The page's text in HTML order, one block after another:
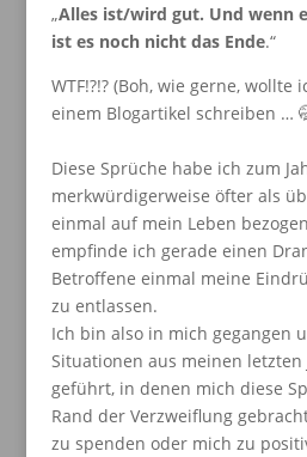
„Alles ist/wird gut. Und wenn
ist es noch nicht das Ende.“
WTF!?!? (Boh, wie gerne, wollte
einem Blogartikel schreiben …
Diese Sprüche habe ich zum
merkwürdigerweise öfter als
einmal auf mein Leben
empfinde ich gerade einen
Betroffene einmal meine
zu entlassen.
Ich bin also in mich gegangen
Situationen aus meinen letzten
geführt, in denen mich diese
Rand der Verzweiflung
zu spenden oder mich zu